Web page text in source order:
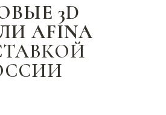
3D
AFINA